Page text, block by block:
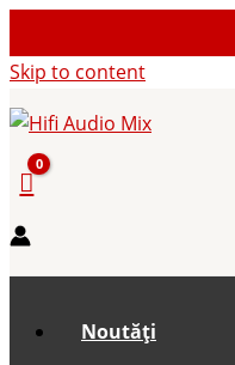
Skip to content
Noutăți